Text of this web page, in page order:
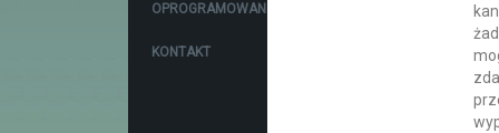
OPROGRAMOWANIE
KONTAKT